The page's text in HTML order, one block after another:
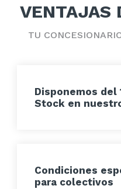
VENTAJAS
TU
Disponemos del
Stock en
Condiciones
para colectivos